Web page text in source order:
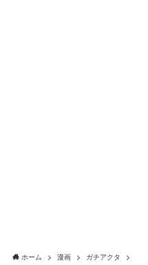
ホーム 漫画 ガチアクタ